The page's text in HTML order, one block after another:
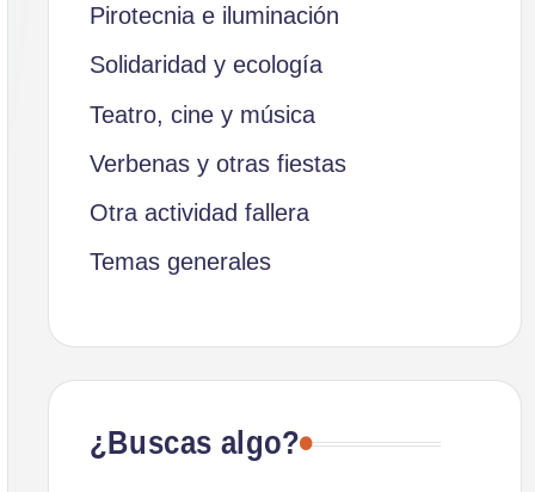
Pirotecnia e iluminación
Solidaridad y ecología
Teatro, cine y música
Verbenas y otras fiestas
Otra actividad fallera
Temas generales
¿Buscas algo?